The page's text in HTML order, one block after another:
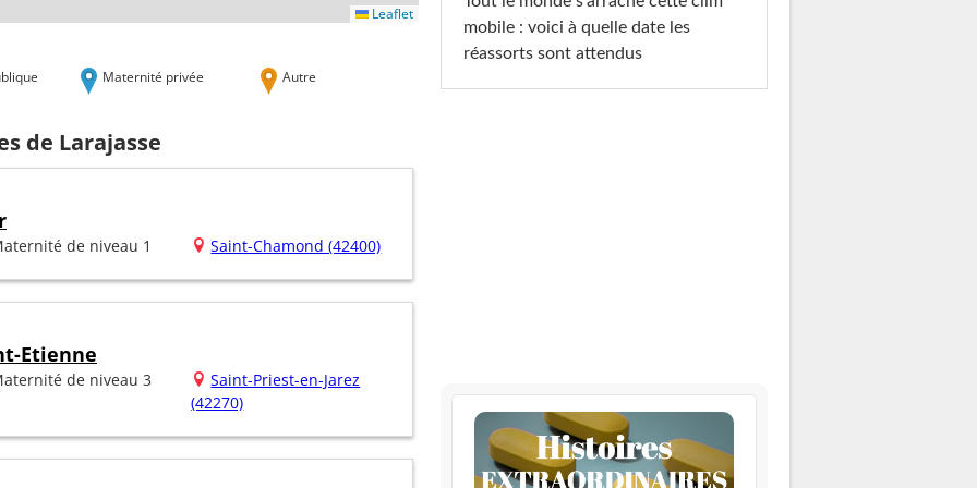
Leaflet
Maternité privée Autre
de Larajasse
de niveau 1 Saint-Chamond (42400)
Etienne
de niveau 3
Saint-Priest-en-Jarez
(42270)
mobile : voici à quelle date les
réassorts sont attendus